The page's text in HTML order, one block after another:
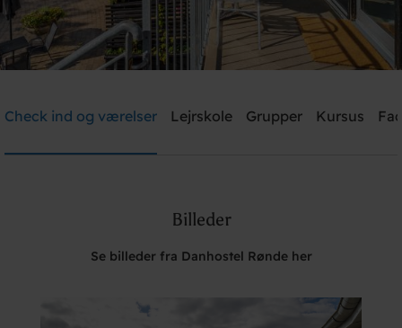
Brug for hjælp? Ring+45 40 40 18 11
Check ind og værelser Lejrskole Grupper Kursus
Billeder
Se billeder fra Danhostel Rønde her